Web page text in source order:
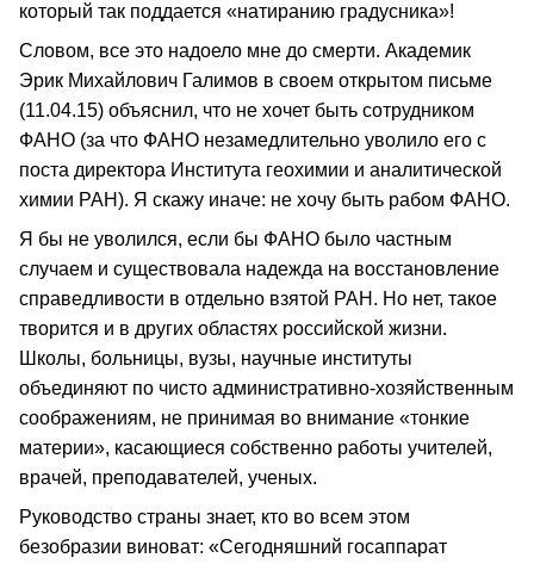
который так поддается «натиранию градусника»!
Словом, все это надоело мне до смерти. Академик
Эрик Михайлович Галимов в своем открытом письме
(11.04.15) объяснил, что не хочет быть сотрудником
ФАНО (за что ФАНО незамедлительно уволило его с
поста директора Института геохимии и аналитической
химии РАН). Я скажу иначе: не хочу быть рабом ФАНО.
Я бы не уволился, если бы ФАНО было частным
случаем и существовала надежда на восстановление
справедливости в отдельно взятой РАН. Но нет, такое
творится и в других областях российской жизни.
Школы, больницы, вузы, научные институты
объединяют по чисто административно-хозяйственным
соображениям, не принимая во внимание «тонкие
материи», касающиеся собственно работы учителей,
врачей, преподавателей, ученых.
Руководство страны знает, кто во всем этом
безобразии виноват: «Сегодняшний госаппарат